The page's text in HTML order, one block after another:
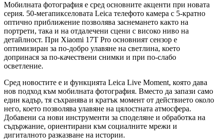
Мобилната фотография е сред основните акценти при новата
серия. 50-мегапикселовата Leica телефото камера с 5-кратно
оптично приближение позволява заснемането както на
портрети, така и на отдалечени сцени с високо ниво на
детайлност. При Xiaomi 17T Pro основният сензор е
оптимизиран за по-добро улавяне на светлина, което
допринася за по-качествени снимки и при по-слабо
осветление.
Сред новостите е и функцията Leica Live Moment, която дава
нов подход към мобилната фотография. Вместо да запази само
един кадър, тя съхранява и кратък момент от действието около
него, което позволява улавяне на цялостната атмосфера.
Добавени са нови инструменти за споделяне и обработка на
съдържание, ориентирани към социалните мрежи и
дигиталното разказване на истории.